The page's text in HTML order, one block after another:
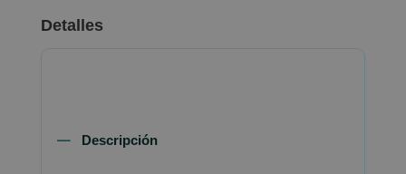
Detalles
Descripción